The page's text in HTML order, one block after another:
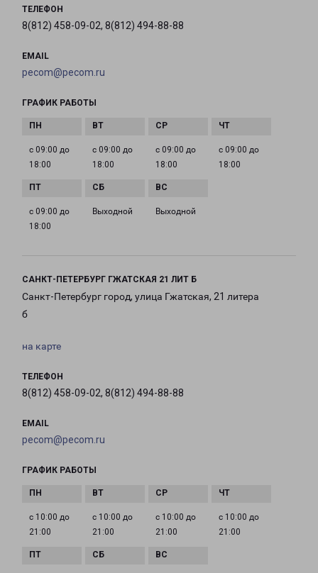
ТЕЛЕФОН
8(812) 458-09-02, 8(812) 494-88-88
EMAIL
pecom@pecom.ru
ГРАФИК РАБОТЫ
с 09:00 до
18:00
с 09:00 до
18:00
с 09:00 до
18:00
с 09:00 до
18:00
с 09:00 до
18:00
Выходной Выходной
САНКТ-ПЕТЕРБУРГ ГЖАТСКАЯ 21 ЛИТ Б
Санкт-Петербург город, улица Гжатская, 21 литера
б
на карте
ТЕЛЕФОН
8(812) 458-09-02, 8(812) 494-88-88
EMAIL
pecom@pecom.ru
ГРАФИК РАБОТЫ
с 10:00 до
21:00
с 10:00 до
21:00
с 10:00 до
21:00
с 10:00 до
21:00